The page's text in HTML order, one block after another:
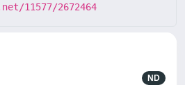
11577/2672464
ND